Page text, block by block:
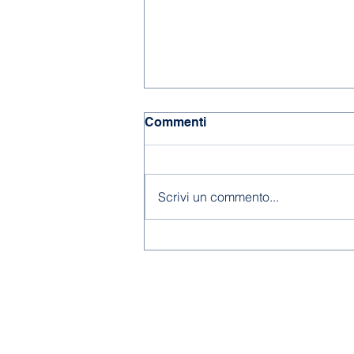
Chiusura estiva
Commenti
Scrivi un commento...